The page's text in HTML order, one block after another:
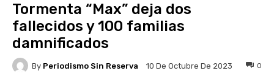
Tormenta “Max” deja dos
fallecidos y 100 familias
damnificados
By Periodismo Sin Reserva 10 De Octubre De 2023 0